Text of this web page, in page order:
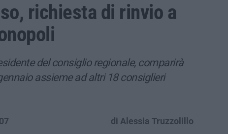
richiesta di rinvio a
del consiglio regionale, comparirà
assieme ad altri 18 consiglieri
di Alessia Truzzolillo